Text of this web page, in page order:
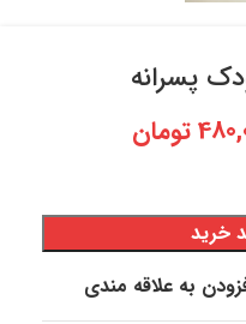
پسرانه
تومان
خرید
به علاقه مندی